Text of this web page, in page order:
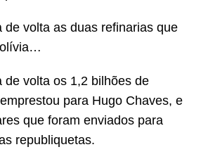
de volta as duas refinarias que
de volta os 1,2 bilhões de
para Hugo Chaves, e
que foram enviados para
republiquetas.